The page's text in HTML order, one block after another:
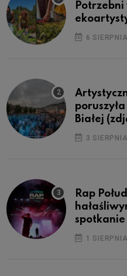
6
Białej
3
Rap
1